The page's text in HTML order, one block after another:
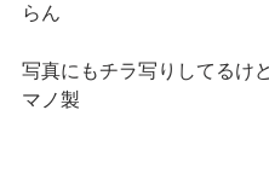
らん
写真にもチラ写りしてるけ
マノ製